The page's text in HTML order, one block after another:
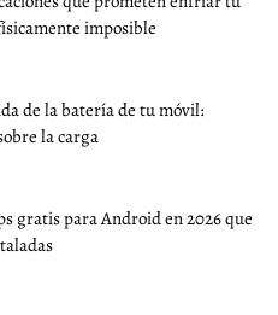
imposible
de la batería de tu móvil:
la carga
gratis para Android en 2026 que